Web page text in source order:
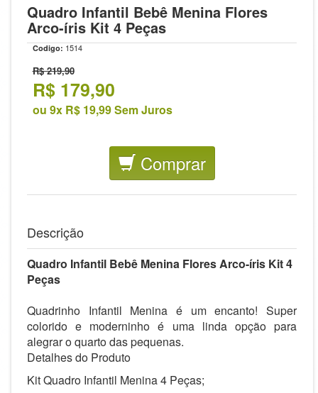
Quadro Infantil Bebê Menina Flores
Arco-íris Kit 4 Peças
Codigo: 1514
R$ 219,90
R$ 179,90
ou 9x R$ 19,99 Sem Juros
Comprar
Descrição
Quadro Infantil Bebê Menina Flores Arco-íris Kit 4
Peças
Quadrinho Infantil Menina é um encanto! Super
colorido e moderninho é uma linda opção para
alegrar o quarto das pequenas.
Detalhes do Produto
Kit Quadro Infantil Menina 4 Peças;